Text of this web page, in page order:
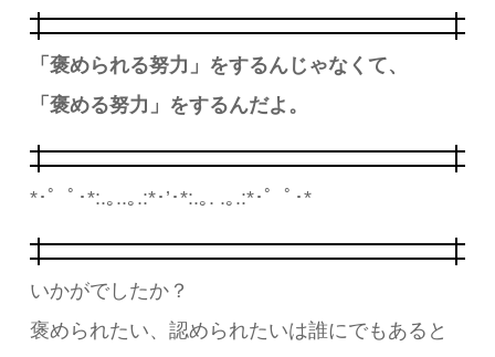
「褒められる努力」をするんじゃなくて、
「褒める努力」をするんだよ。
*･゜ﾟ･*:.｡..｡.:*･’･*:.｡. .｡.:*･゜ﾟ･*
いかがでしたか？
褒められたい、認められたいは誰にでもあると